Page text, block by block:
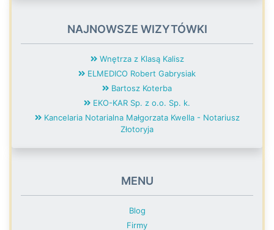
NAJNOWSZE WIZYTÓWKI
Wnętrza z Klasą Kalisz
ELMEDICO Robert Gabrysiak
Bartosz Koterba
EKO-KAR Sp. z o.o. Sp. k.
Kancelaria Notarialna Małgorzata Kwella - Notariusz
Złotoryja
MENU
Blog
Firmy